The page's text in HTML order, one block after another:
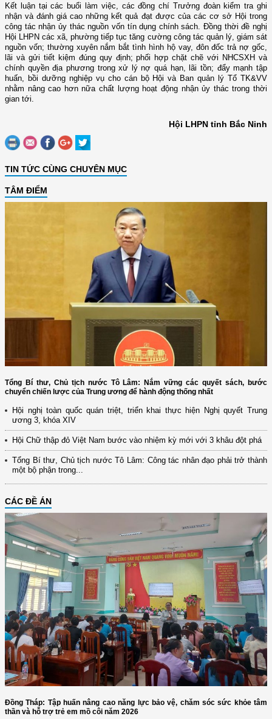
Kết luận tại các buổi làm việc, các đồng chí Trưởng đoàn kiểm tra ghi
nhận và đánh giá cao những kết quả đạt được của các cơ sở Hội trong
công tác nhận ủy thác nguồn vốn tín dụng chính sách. Đồng thời đề nghị
Hội LHPN các xã, phường tiếp tục tăng cường công tác quản lý, giám sát
nguồn vốn; thường xuyên nắm bắt tình hình hộ vay, đôn đốc trả nợ gốc,
lãi và gửi tiết kiệm đúng quy định; phối hợp chặt chẽ với NHCSXH và
chính quyền địa phương trong xử lý nợ quá hạn, lãi tồn; đẩy mạnh tập
huấn, bồi dưỡng nghiệp vụ cho cán bộ Hội và Ban quản lý Tổ TK&VV
nhằm nâng cao hơn nữa chất lượng hoạt động nhận ủy thác trong thời
gian tới.
Hội LHPN tỉnh Bắc Ninh
TIN TỨC CÙNG CHUYÊN MỤC
TÂM ĐIỂM
Tổng Bí thư, Chủ tịch nước Tô Lâm: Nắm vững các quyết sách, bước
chuyển chiến lược của Trung ương để hành động thống nhất
Hội nghị toàn quốc quán triệt, triển khai thực hiện Nghị quyết Trung
ương 3, khóa XIV
Hội Chữ thập đỏ Việt Nam bước vào nhiệm kỳ mới với 3 khâu đột phá
Tổng Bí thư, Chủ tịch nước Tô Lâm: Công tác nhân đạo phải trở thành
một bộ phận trong...
CÁC ĐỀ ÁN
Đồng Tháp: Tập huấn nâng cao năng lực bảo vệ, chăm sóc sức khỏe tâm
thần và hỗ trợ trẻ em mồ côi năm 2026